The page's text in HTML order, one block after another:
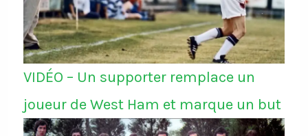
VIDÉO – Un supporter remplace un
joueur de West Ham et marque un but